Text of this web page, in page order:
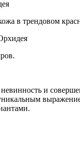
в трендовом
и